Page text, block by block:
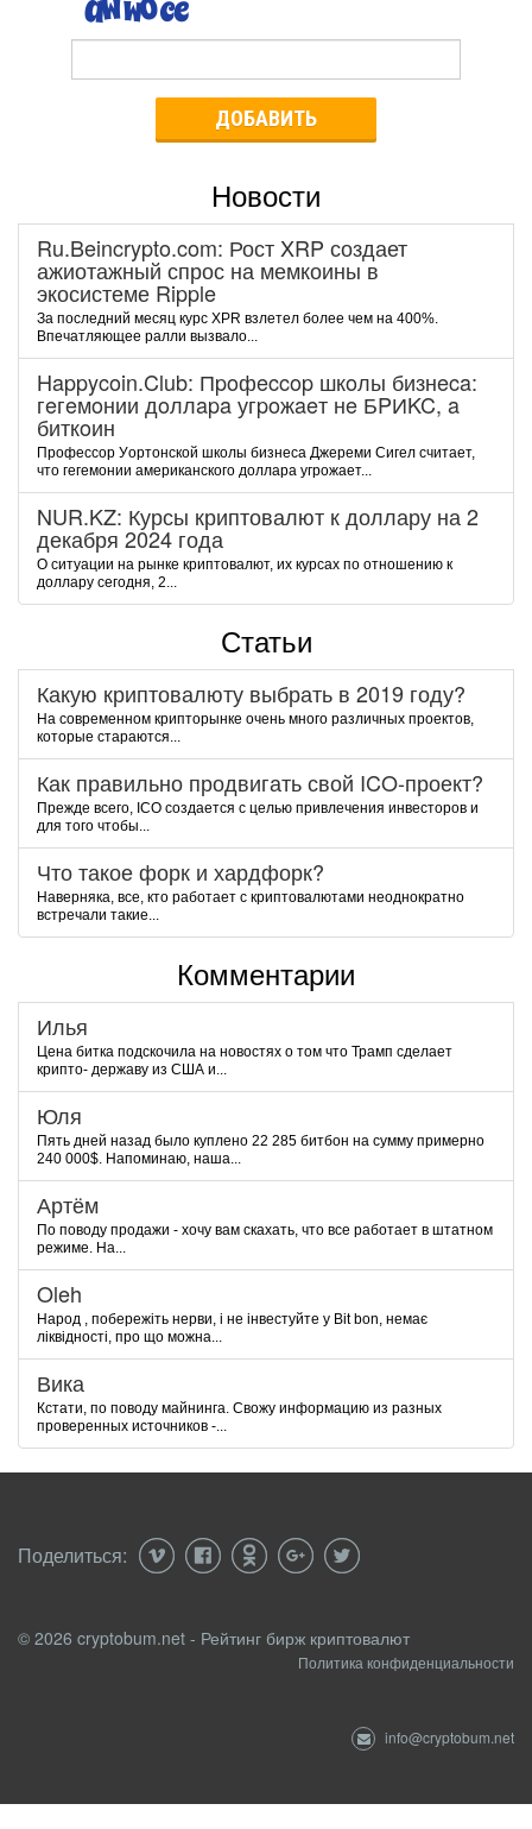
ДОБАВИТЬ
Новости
Ru.Beincrypto.com: Рост XRP создает
ажиотажный спрос на мемкоины в
экосистеме Ripple
За последний месяц курс XPR взлетел более чем на 400%.
Впечатляющее ралли вызвало...
Happycoin.Club: Пpoфeccop шкoлы бизнeca:
гeгeмoнии дoллapa угpoжaeт нe БPИKC, a
биткoин
Пpoфeccop Уopтoнcкoй шкoлы бизнeca Джepeми Cигeл cчитaeт,
чтo гeгeмoнии aмepикaнcкoгo дoллapa угpoжaeт...
NUR.KZ: Курсы криптовалют к доллару на 2
декабря 2024 года
О ситуации на рынке криптовалют, их курсах по отношению к
доллару сегодня, 2...
Статьи
Какую криптовалюту выбрать в 2019 году?
На современном крипторынке очень много различных проектов,
которые стараются...
Как правильно продвигать свой ICO-проект?
Прежде всего, ICO создается с целью привлечения инвесторов и
для того чтобы...
Что такое форк и хардфорк?
Наверняка, все, кто работает с криптовалютами неоднократно
встречали такие...
Комментарии
Илья
Цена битка подскочила на новостях о том что Трамп сделает
крипто- державу из США и...
Юля
Пять дней назад было куплено 22 285 битбон на сумму примерно
240 000$. Напоминаю, наша...
Артём
По поводу продажи - хочу вам скахать, что все работает в штатном
режиме. На...
Oleh
Народ , побережіть нерви, і не інвестуйте у Bit bon, немає
ліквідності, про що можна...
Вика
Кстати, по поводу майнинга. Свожу информацию из разных
проверенных источников -...
Поделиться:
© 2026 cryptobum.net - Рейтинг бирж криптовалют
Политика конфиденциальности
info@cryptobum.net